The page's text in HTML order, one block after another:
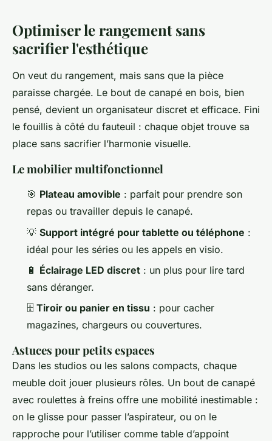
Optimiser le rangement sans
sacrifier l'esthétique
On veut du rangement, mais sans que la pièce
paraisse chargée. Le bout de canapé en bois, bien
pensé, devient un organisateur discret et efficace. Fini
le fouillis à côté du fauteuil : chaque objet trouve sa
place sans sacrifier l’harmonie visuelle.
Le mobilier multifonctionnel
🎯 Plateau amovible : parfait pour prendre son
repas ou travailler depuis le canapé.
💡 Support intégré pour tablette ou téléphone :
idéal pour les séries ou les appels en visio.
🔋 Éclairage LED discret : un plus pour lire tard
sans déranger.
🗄️ Tiroir ou panier en tissu : pour cacher
magazines, chargeurs ou couvertures.
Astuces pour petits espaces
Dans les studios ou les salons compacts, chaque
meuble doit jouer plusieurs rôles. Un bout de canapé
avec roulettes à freins offre une mobilité inestimable :
on le glisse pour passer l’aspirateur, ou on le
rapproche pour l’utiliser comme table d’appoint